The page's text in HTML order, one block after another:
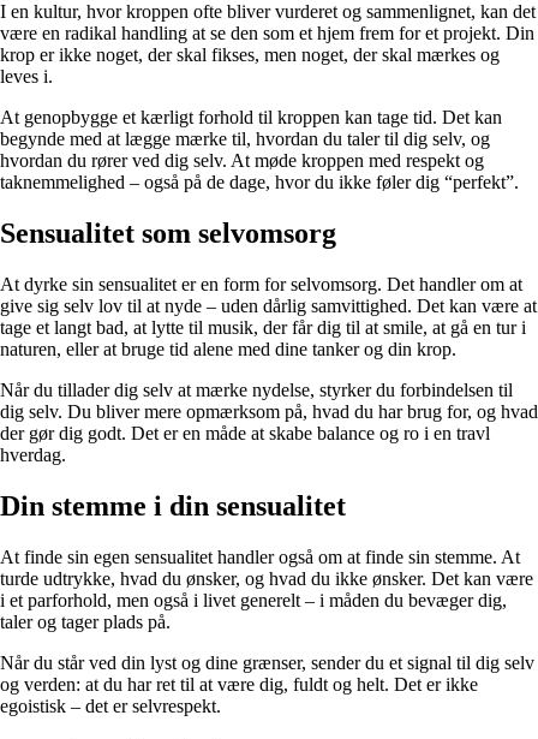
I en kultur, hvor kroppen ofte bliver vurderet og sammenlignet, kan det
være en radikal handling at se den som et hjem frem for et projekt. Din
krop er ikke noget, der skal fikses, men noget, der skal mærkes og
leves i.
At genopbygge et kærligt forhold til kroppen kan tage tid. Det kan
begynde med at lægge mærke til, hvordan du taler til dig selv, og
hvordan du rører ved dig selv. At møde kroppen med respekt og
taknemmelighed – også på de dage, hvor du ikke føler dig “perfekt”.
Sensualitet som selvomsorg
At dyrke sin sensualitet er en form for selvomsorg. Det handler om at
give sig selv lov til at nyde – uden dårlig samvittighed. Det kan være at
tage et langt bad, at lytte til musik, der får dig til at smile, at gå en tur i
naturen, eller at bruge tid alene med dine tanker og din krop.
Når du tillader dig selv at mærke nydelse, styrker du forbindelsen til
dig selv. Du bliver mere opmærksom på, hvad du har brug for, og hvad
der gør dig godt. Det er en måde at skabe balance og ro i en travl
hverdag.
Din stemme i din sensualitet
At finde sin egen sensualitet handler også om at finde sin stemme. At
turde udtrykke, hvad du ønsker, og hvad du ikke ønsker. Det kan være
i et parforhold, men også i livet generelt – i måden du bevæger dig,
taler og tager plads på.
Når du står ved din lyst og dine grænser, sender du et signal til dig selv
og verden: at du har ret til at være dig, fuldt og helt. Det er ikke
egoistisk – det er selvrespekt.